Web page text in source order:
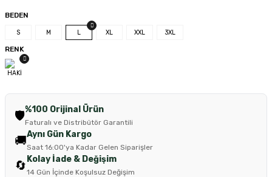
BEDEN
S M L XL XXL 3XL
RENK
🛡️%100 Orijinal Ürün
Faturalı ve Distribütör Garantili
🚚Aynı Gün Kargo
Saat 16:00'ya Kadar Gelen Siparişler
🔄 Kolay İade & Değişim
14 Gün İçinde Koşulsuz Değişim